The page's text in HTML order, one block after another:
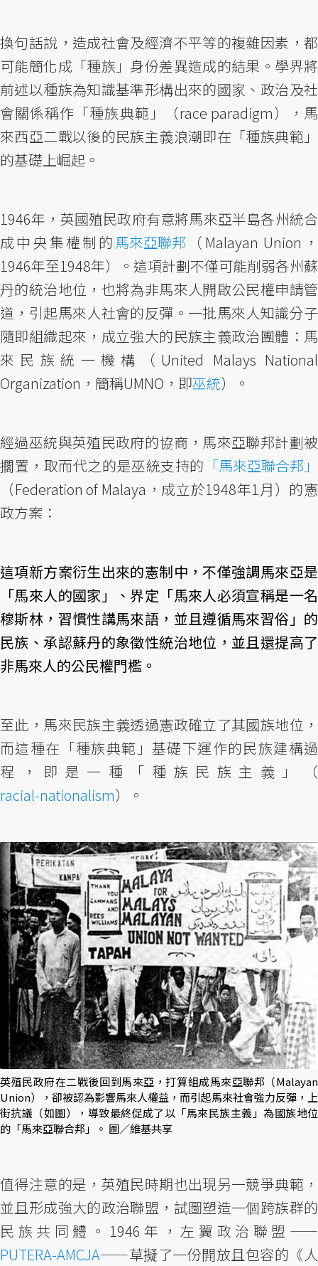
換句話說，造成社會及經濟不平等的複雜因素，都
可能簡化成「種族」身份差異造成的結果。學界將
前述以種族為知識基準形構出來的國家、政治及社
會關係稱作「種族典範」（race paradigm），馬
來西亞二戰以後的民族主義浪潮即在「種族典範」
的基礎上崛起。
1946年，英國殖民政府有意將馬來亞半島各州統合
成中央集權制的馬來亞聯邦 （Malayan Union，
1946年至1948年）。這項計劃不僅可能削弱各州蘇
丹的統治地位，也將為非馬來人開啟公民權申請管
道，引起馬來人社會的反彈。一批馬來人知識分子
隨即組織起來，成立強大的民族主義政治團體：馬
來民族統一機構（United Malays National
Organization，簡稱UMNO，即巫統）。
經過巫統與英殖民政府的協商，馬來亞聯邦計劃被
擱置，取而代之的是巫統支持的 「馬來亞聯合邦」
（Federation of Malaya，成立於1948年1月）的憲
政方案：
這項新方案衍生出來的憲制中，不僅強調馬來亞是
「馬來人的國家」、界定「馬來人必須宣稱是一名
穆斯林，習慣性講馬來語，並且遵循馬來習俗」的
民族、承認蘇丹的象徵性統治地位，並且還提高了
非馬來人的公民權門檻。
至此，馬來民族主義透過憲政確立了其國族地位，
而這種在「種族典範」基礎下運作的民族建構過
程，即是一種「種族民族主義」（
racial-nationalism）。
英殖民政府在二戰後回到馬來亞，打算組成馬來亞聯邦（Malayan
Union），卻被認為影響馬來人權益，而引起馬來社會強力反彈，上
街抗議（如圖），導致最終促成了以「馬來民族主義」為國族地位
的「馬來亞聯合邦」。 圖／維基共享
值得注意的是，英殖民時期也出現另一競爭典範，
並且形成強大的政治聯盟，試圖塑造一個跨族群的
民族共同體。1946年，左翼政治聯盟——
PUTERA-AMCJA——草擬了一份開放且包容的《人